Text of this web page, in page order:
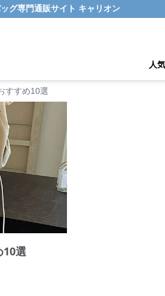
グ専門通販サイト キャリオン
人
すすめ10選
10選